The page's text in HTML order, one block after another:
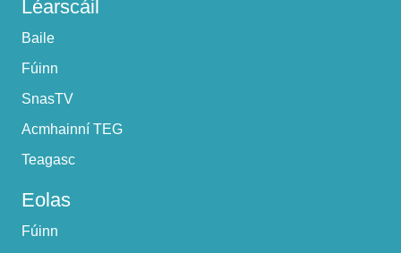
Léarscáil
Baile
Fúinn
SnasTV
Acmhainní TEG
Teagasc
Eolas
Fúinn